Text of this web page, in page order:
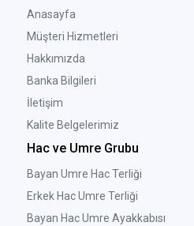
Anasayfa
Müşteri Hizmetleri
Hakkımızda
Banka Bilgileri
İletişim
Kalite Belgelerimiz
Hac ve Umre Grubu
Bayan Umre Hac Terliği
Erkek Hac Umre Terliği
Bayan Hac Umre Ayakkabısı